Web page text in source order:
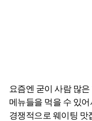
요즘엔 굳이 사람 많
메뉴들을 먹을 수 있
경쟁적으로 웨이팅 맛